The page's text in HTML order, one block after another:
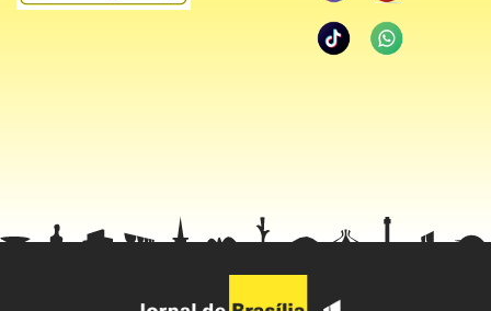
de Limeira, Portuguesa, Juventude, Sport, Paysandu,
Ferroviária, Matonense, ABC, Marília e Vitória.
somente conquistado 18 pontos em 23 jogos. O novo